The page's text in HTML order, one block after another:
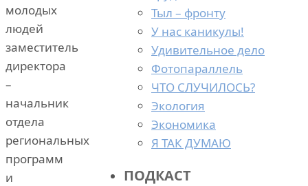
молодых
людей
заместитель
директора
–
начальник
отдела
региональных
программ
и
Тыл – фронту
У нас каникулы!
Удивительное дело
Фотопараллель
ЧТО СЛУЧИЛОСЬ?
Экология
Экономика
Я ТАК ДУМАЮ
ПОДКАСТ